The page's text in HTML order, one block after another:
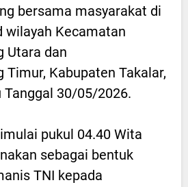
bersama masyarakat di
wilayah Kecamatan
Utara dan
Timur, Kabupaten Takalar,
Tanggal 30/05/2026.
pukul 04.40 Wita
sebagai bentuk
TNI kepada